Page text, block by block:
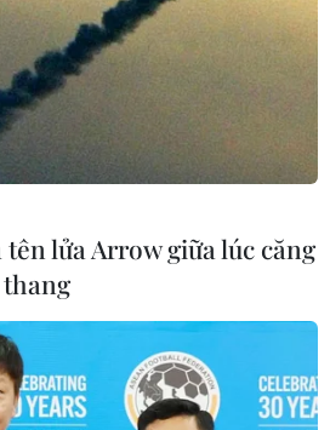
đột với các lực lượng an ninh Israel
thành phố Ramallah, Bờ Tây. (Ảnh:
AFP/TTXVN)
tuyên bố gần đây của Mỹ
định cư của Israel tại các
bị chiếm đóng.
nhân lễ kỷ niệm Ngày Quốc
dân Palestine được gửi tới
thống Abbas nêu rõ:
lửa Arrow giữa lúc căng